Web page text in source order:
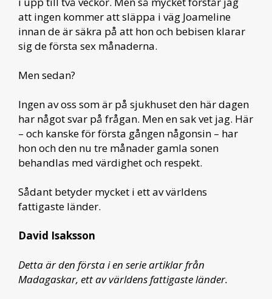
att ingen kommer att släppa i väg Joameline
innan de är säkra på att hon och bebisen klarar
sig de första sex månaderna.
Men sedan?
Ingen av oss som är på sjukhuset den här dagen
har något svar på frågan. Men en sak vet jag. Här
– och kanske för första gången någonsin – har
hon och den nu tre månader gamla sonen
behandlas med värdighet och respekt.
Sådant betyder mycket i ett av världens
fattigaste länder.
David Isaksson
Detta är den första i en serie artiklar från
Madagaskar, ett av världens fattigaste länder.